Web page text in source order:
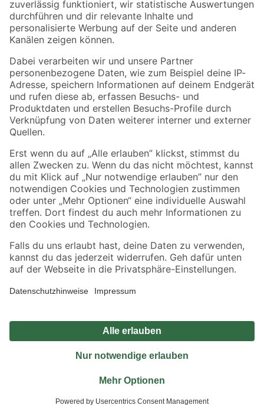
Zur Newsletter Anmeldung
Folge uns
Zahlungsarten Versandarten
Sicher einkaufen
Jetzt die toom-App herunterladen
Alle Preisangaben in EUR inkl. gesetzl. MwSt.. Die dargestellten Angebote sind unter
Umständen nicht in allen Märkten verfügbar. Die angegebenen Verfügbarkeiten beziehen
Produkte nur solange der Vorrat reicht.
*Paketversand ab 59 € versandkostenfrei, gilt nicht für Artikel mit Speditionsversand, hier
Privatsphäre Impressum
Nutzungsbedingungen
Widerrufsrecht
Vertrag widerrufen
© 2026 toom Baumarkt GmbH